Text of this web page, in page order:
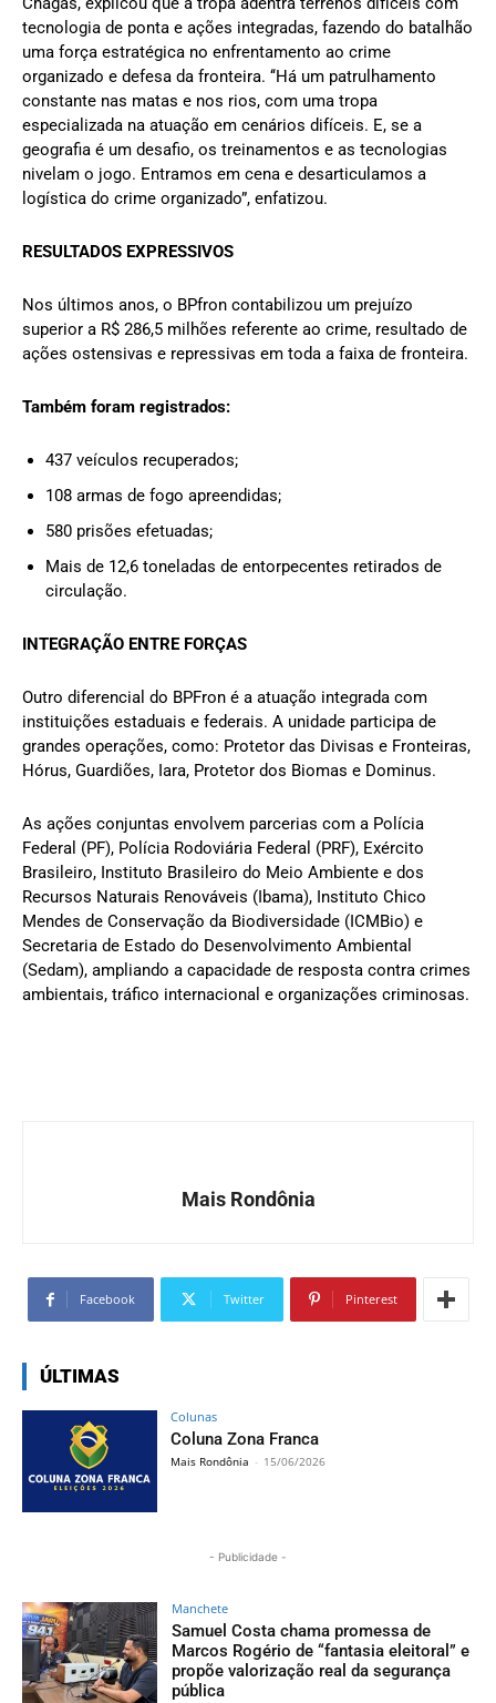
tecnologia de ponta e ações integradas, fazendo do batalhão
uma força estratégica no enfrentamento ao crime
organizado e defesa da fronteira. ‘‘Há um patrulhamento
constante nas matas e nos rios, com uma tropa
especializada na atuação em cenários difíceis. E, se a
geografia é um desafio, os treinamentos e as tecnologias
nivelam o jogo. Entramos em cena e desarticulamos a
logística do crime organizado”, enfatizou.
RESULTADOS EXPRESSIVOS
Nos últimos anos, o BPfron contabilizou um prejuízo
superior a R$ 286,5 milhões referente ao crime, resultado de
ações ostensivas e repressivas em toda a faixa de fronteira.
Também foram registrados:
437 veículos recuperados;
108 armas de fogo apreendidas;
580 prisões efetuadas;
Mais de 12,6 toneladas de entorpecentes retirados de
circulação.
INTEGRAÇÃO ENTRE FORÇAS
Outro diferencial do BPFron é a atuação integrada com
instituições estaduais e federais. A unidade participa de
grandes operações, como: Protetor das Divisas e Fronteiras,
Hórus, Guardiões, Iara, Protetor dos Biomas e Dominus.
As ações conjuntas envolvem parcerias com a Polícia
Federal (PF), Polícia Rodoviária Federal (PRF), Exército
Brasileiro, Instituto Brasileiro do Meio Ambiente e dos
Recursos Naturais Renováveis (Ibama), Instituto Chico
Mendes de Conservação da Biodiversidade (ICMBio) e
Secretaria de Estado do Desenvolvimento Ambiental
(Sedam), ampliando a capacidade de resposta contra crimes
ambientais, tráfico internacional e organizações criminosas.
Mais Rondônia
Facebook Twitter Pinterest
ÚLTIMAS
Colunas
Coluna Zona Franca
Mais Rondônia - 15/06/2026
- Publicidade -
Manchete
Samuel Costa chama promessa de
Marcos Rogério de “fantasia eleitoral” e
propõe valorização real da segurança
pública